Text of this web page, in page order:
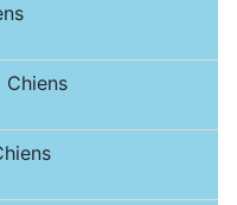
Chiens